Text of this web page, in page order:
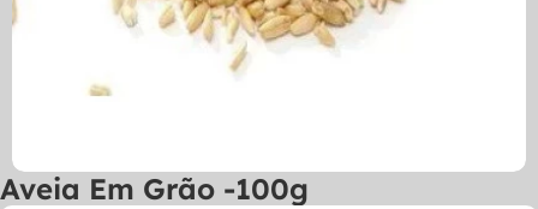
Aveia Em Grão -100g